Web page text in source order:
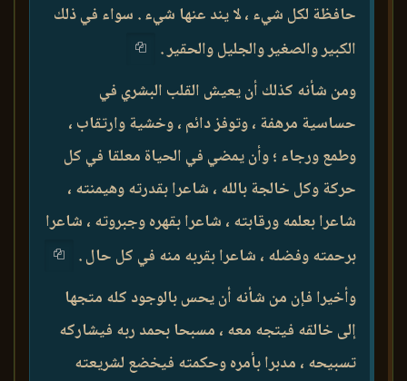
حافظة لكل شيء ، لا يند عنها شيء . سواء في ذلك
الكبير والصغير والجليل والحقير .
ومن شأنه كذلك أن يعيش القلب البشري في
حساسية مرهفة ، وتوفز دائم ، وخشية وارتقاب ،
وطمع ورجاء ؛ وأن يمضي في الحياة معلقا في كل
حركة وكل خالجة بالله ، شاعرا بقدرته وهيمنته ،
شاعرا بعلمه ورقابته ، شاعرا بقهره وجبروته ، شاعرا
برحمته وفضله ، شاعرا بقربه منه في كل حال .
وأخيرا فإن من شأنه أن يحس بالوجود كله متجها
إلى خالقه فيتجه معه ، مسبحا بحمد ربه فيشاركه
تسبيحه ، مدبرا بأمره وحكمته فيخضع لشريعته